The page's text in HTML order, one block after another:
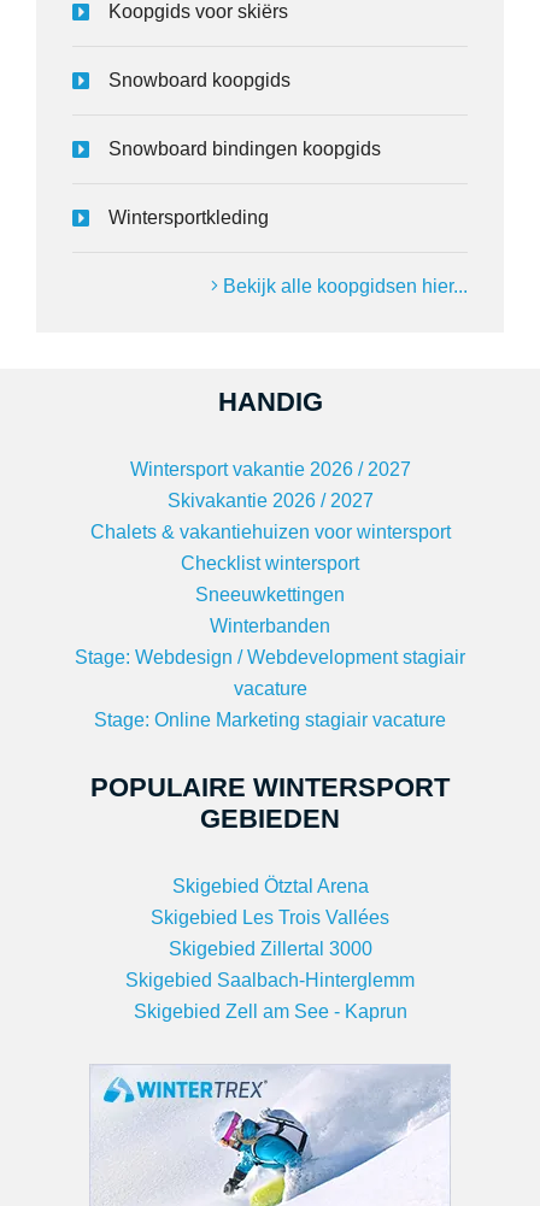
Koopgids voor skiërs
Snowboard koopgids
Snowboard bindingen koopgids
Wintersportkleding
Bekijk alle koopgidsen hier...
HANDIG
Wintersport vakantie 2026 / 2027
Skivakantie 2026 / 2027
Chalets & vakantiehuizen voor wintersport
Checklist wintersport
Sneeuwkettingen
Winterbanden
Stage: Webdesign / Webdevelopment stagiair
vacature
Stage: Online Marketing stagiair vacature
POPULAIRE WINTERSPORT
GEBIEDEN
Skigebied Ötztal Arena
Skigebied Les Trois Vallées
Skigebied Zillertal 3000
Skigebied Saalbach-Hinterglemm
Skigebied Zell am See - Kaprun